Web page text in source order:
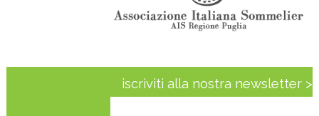
iscriviti alla nostra newsletter >